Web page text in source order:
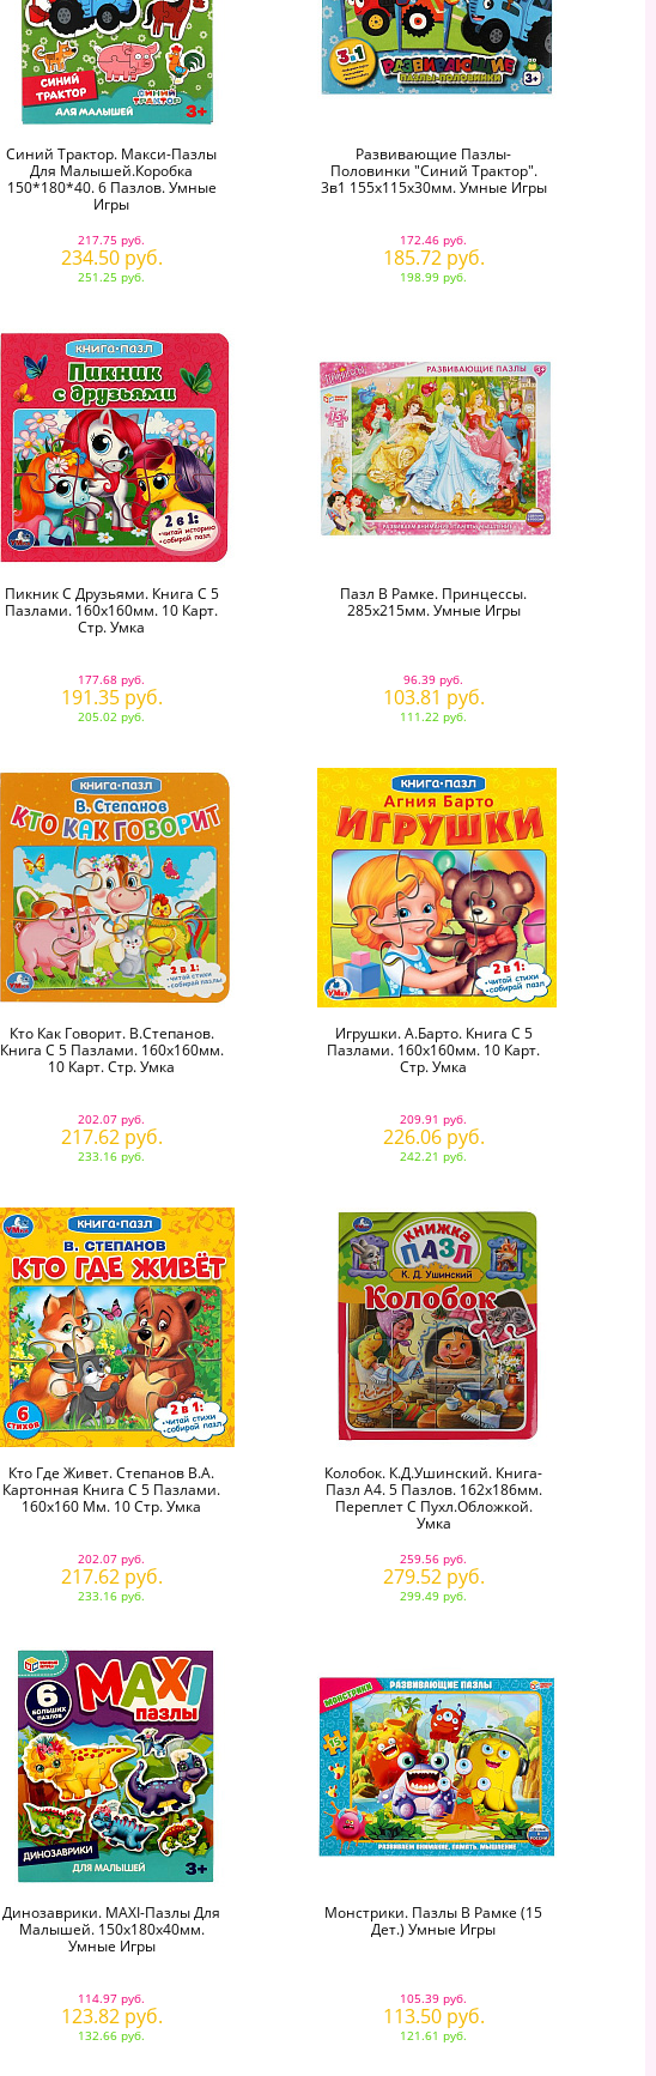
Синий Трактор. Макси-Пазлы
Для Малышей.Коробка
150*180*40. 6 Пазлов. Умные
Игры
217.75 руб.
234.50 руб.
251.25 руб.
Развивающие Пазлы-
Половинки "Синий Трактор".
3в1 155х115х30мм. Умные Игры
172.46 руб.
185.72 руб.
198.99 руб.
Пикник С Друзьями. Книга С 5
Пазлами. 160х160мм. 10 Карт.
Стр. Умка
177.68 руб.
191.35 руб.
205.02 руб.
Пазл В Рамке. Принцессы.
285х215мм. Умные Игры
96.39 руб.
103.81 руб.
111.22 руб.
Кто Как Говорит. В.Степанов.
Книга С 5 Пазлами. 160х160мм.
10 Карт. Стр. Умка
202.07 руб.
217.62 руб.
233.16 руб.
Игрушки. А.Барто. Книга С 5
Пазлами. 160х160мм. 10 Карт.
Стр. Умка
209.91 руб.
226.06 руб.
242.21 руб.
Кто Где Живет. Степанов В.А.
Картонная Книга С 5 Пазлами.
160х160 Мм. 10 Стр. Умка
202.07 руб.
217.62 руб.
233.16 руб.
Колобок. К.Д.Ушинский. Книга-
Пазл А4. 5 Пазлов. 162х186мм.
Переплет С Пухл.обложкой.
Умка
259.56 руб.
279.52 руб.
299.49 руб.
Динозаврики. MAXI-Пазлы Для
Малышей. 150х180х40мм.
Умные Игры
114.97 руб.
123.82 руб.
132.66 руб.
Монстрики. Пазлы В Рамке (15
Дет.) Умные Игры
105.39 руб.
113.50 руб.
121.61 руб.